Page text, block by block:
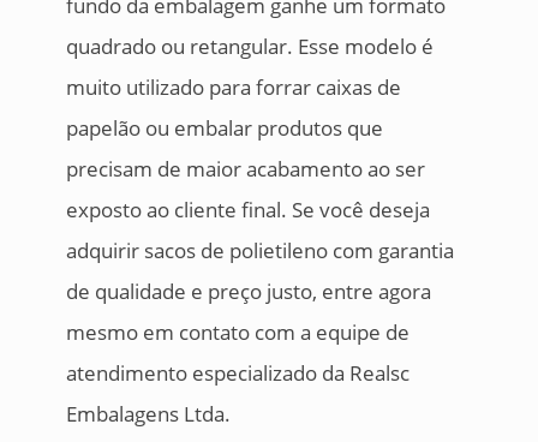
quadrado ou retangular. Esse modelo é
muito utilizado para forrar caixas de
papelão ou embalar produtos que
precisam de maior acabamento ao ser
exposto ao cliente final. Se você deseja
adquirir sacos de polietileno com garantia
de qualidade e preço justo, entre agora
mesmo em contato com a equipe de
atendimento especializado da Realsc
Embalagens Ltda.